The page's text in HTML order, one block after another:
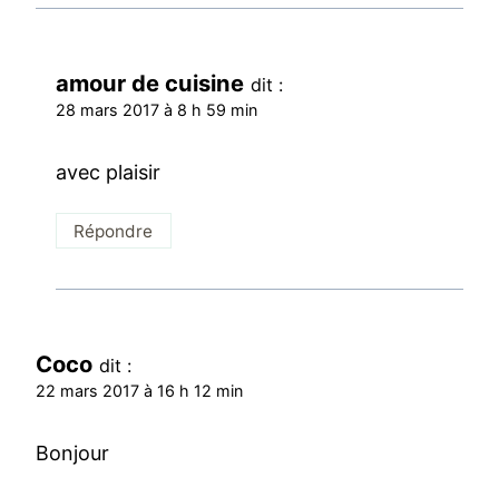
amour de cuisine dit :
28 mars 2017 à 8 h 59 min
avec plaisir
Répondre
Coco dit :
22 mars 2017 à 16 h 12 min
Bonjour